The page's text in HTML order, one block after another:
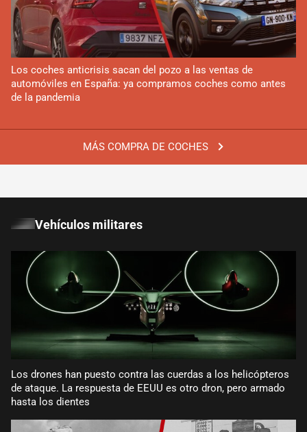
MÁS COMPRA DE COCHES
Los coches anticrisis sacan del pozo a las ventas de
automóviles en España: ya compramos coches como antes
de la pandemia
Vehículos militares
Los drones han puesto contra las cuerdas a los helicópteros
de ataque. La respuesta de EEUU es otro dron, pero armado
hasta los dientes